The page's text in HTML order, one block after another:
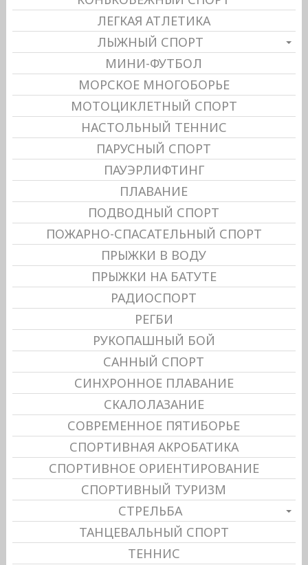
ЛЕГКАЯ АТЛЕТИКА
ЛЫЖНЫЙ СПОРТ
МИНИ-ФУТБОЛ
МОРСКОЕ МНОГОБОРЬЕ
МОТОЦИКЛЕТНЫЙ СПОРТ
НАСТОЛЬНЫЙ ТЕННИС
ПАРУСНЫЙ СПОРТ
ПАУЭРЛИФТИНГ
ПЛАВАНИЕ
ПОДВОДНЫЙ СПОРТ
ПОЖАРНО-СПАСАТЕЛЬНЫЙ СПОРТ
ПРЫЖКИ В ВОДУ
ПРЫЖКИ НА БАТУТЕ
РАДИОСПОРТ
РЕГБИ
РУКОПАШНЫЙ БОЙ
САННЫЙ СПОРТ
СИНХРОННОЕ ПЛАВАНИЕ
СКАЛОЛАЗАНИЕ
СОВРЕМЕННОЕ ПЯТИБОРЬЕ
СПОРТИВНАЯ АКРОБАТИКА
СПОРТИВНОЕ ОРИЕНТИРОВАНИЕ
СПОРТИВНЫЙ ТУРИЗМ
СТРЕЛЬБА
ТАНЦЕВАЛЬНЫЙ СПОРТ
ТЕННИС